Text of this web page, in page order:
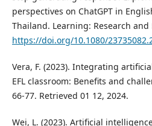
perspectives on ChatGPT in
Thailand. Learning: Research and
https://doi.org/10.1080/
Vera, F. (2023). Integrating
EFL classroom: Benefits and
66-77. Retrieved 01 12, 2024.
Wei, L. (2023). Artificial